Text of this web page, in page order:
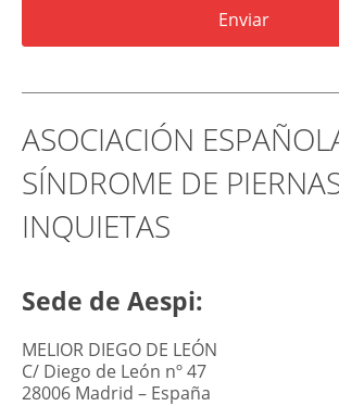
ASOCIACIÓN
SÍNDROME DE
INQUIETAS
Sede de Aespi:
MELIOR DIEGO DE LEÓN
C/ Diego de León nº 47
28006 Madrid – España